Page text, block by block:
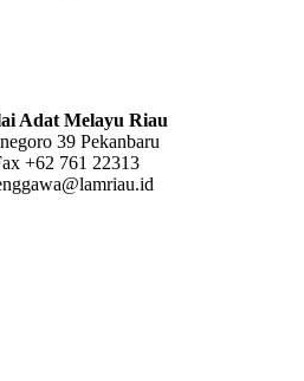
Adat Melayu Riau
39 Pekanbaru
+62 761 22313